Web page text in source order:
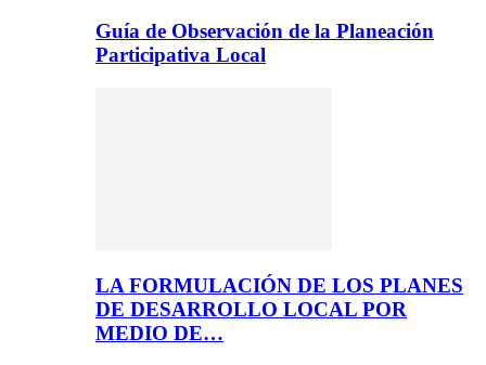
Guía de Observación de la Planeación
Participativa Local
LA FORMULACIÓN DE LOS PLANES
DE DESARROLLO LOCAL POR
MEDIO DE…